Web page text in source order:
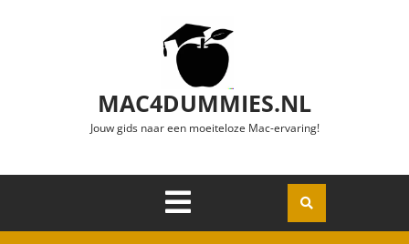
MAC4DUMMIES.NL
Jouw gids naar een moeiteloze Mac-ervaring!
Openen